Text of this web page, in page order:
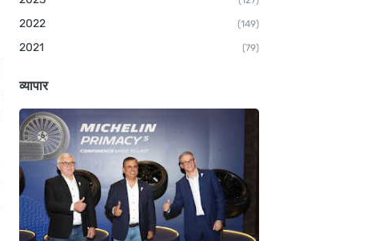
2022 (149)
2021 (79)
व्यापार